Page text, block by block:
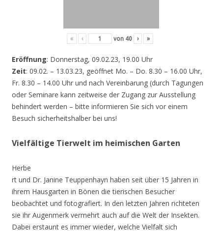
« ‹ von 40 › »
Eröffnung: Donnerstag, 09.02.23, 19.00 Uhr
Zeit: 09.02. – 13.03.23, geöffnet Mo. – Do. 8.30 – 16.00 Uhr,
Fr. 8.30 – 14.00 Uhr und nach Vereinbarung (durch Tagungen
oder Seminare kann zeitweise der Zugang zur Ausstellung
behindert werden – bitte informieren Sie sich vor einem
Besuch sicherheitshalber bei uns!
Vielfältige Tierwelt im heimischen Garten
Herbe
rt und Dr. Janine Teuppenhayn haben seit über 15 Jahren in
ihrem Hausgarten in Bönen die tierischen Besucher
beobachtet und fotografiert. In den letzten Jahren richteten
sie ihr Augenmerk vermehrt auch auf die Welt der Insekten.
Dabei erstaunt es immer wieder, welche Vielfalt sich